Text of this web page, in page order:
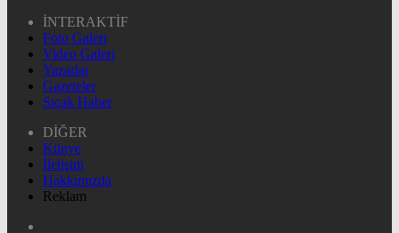
İNTERAKTİF
Foto Galeri
Video Galeri
Yazarlar
Gazeteler
Sıcak Haber
DİĞER
Künye
İletişim
Hakkımızda
Reklam